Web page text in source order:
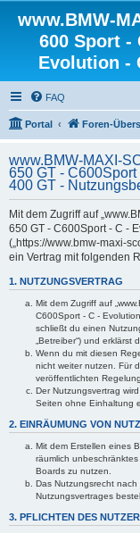
www.BMW-
600 Sport -
Evolution -
FAQ
Portal Foren-
www.BMW-MAXI-
650 GT -
400 GT -
Mit dem Zugriff auf
650 GT - C600Sport - C -
(„https://www.bmw-maxi-
ein Vertrag mit folgenden
1. NUTZUNGSVERTRAG
Mit dem Zugriff auf
C600Sport - C -
schließt du einen
„Betreiber“) und
Wenn du mit diesen
nicht weiter nutzen. Für
veröffentlichten
Der Nutzungsvertrag
Seiten ohne Einhaltung
2. EINRÄUMUNG VON
Mit dem Erstellen eines
räumlich
Boards zu nutzen.
Das Nutzungsrecht
Nutzungsvertrages
3. PFLICHTEN DES